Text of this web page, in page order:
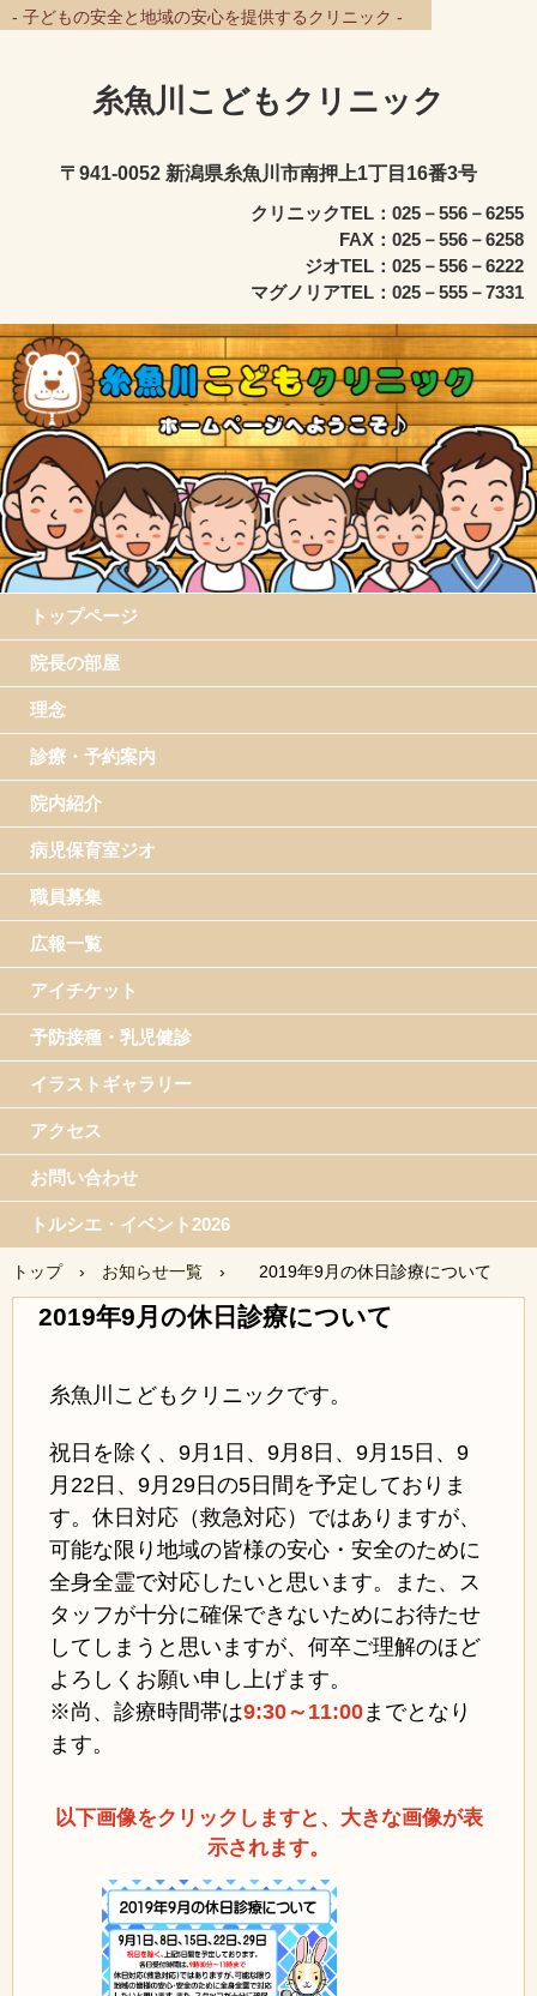
- 子どもの安全と地域の安心を提供するクリニック -
糸魚川こどもクリニック
〒941-0052 新潟県糸魚川市南押上1丁目16番3号
クリニックTEL：025－556－6255
FAX：025－556－6258
ジオTEL：025－556－6222
マグノリアTEL：025－555－7331
トップページ
院長の部屋
理念
診療・予約案内
院内紹介
病児保育室ジオ
職員募集
広報一覧
アイチケット
予防接種・乳児健診
イラストギャラリー
アクセス
お問い合わせ
トルシエ・イベント2026
トップ › お知らせ一覧 › 2019年9月の休日診療について
2019年9月の休日診療について
糸魚川こどもクリニックです。
祝日を除く、9月1日、9月8日、9月15日、9
月22日、9月29日の5日間を予定しておりま
す。休日対応（救急対応）ではありますが、
可能な限り地域の皆様の安心・安全のために
全身全霊で対応したいと思います。また、ス
タッフが十分に確保できないためにお待たせ
してしまうと思いますが、何卒ご理解のほど
よろしくお願い申し上げます。
※尚、診療時間帯は9:30～11:00までとなり
ます。
以下画像をクリックしますと、大きな画像が表
示されます。